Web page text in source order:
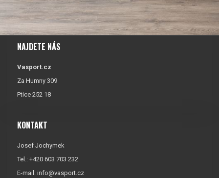
NAJDETE NÁS
Vasport.cz
Za Humny 309
Ptice 252 18
KONTAKT
Josef Jochymek
Tel.: +420 603 703 232
E-mail: info@vasport.cz